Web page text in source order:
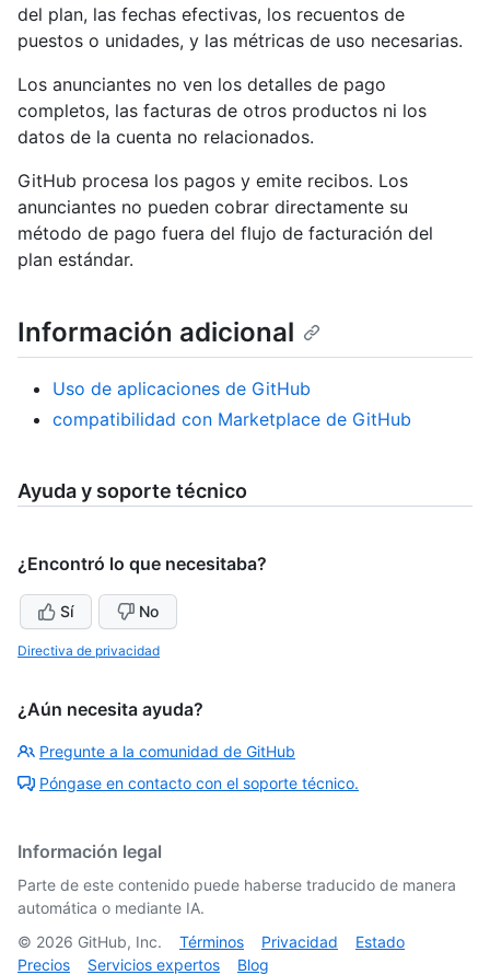
del plan, las fechas efectivas, los recuentos de
puestos o unidades, y las métricas de uso necesarias.
Los anunciantes no ven los detalles de pago
completos, las facturas de otros productos ni los
datos de la cuenta no relacionados.
GitHub procesa los pagos y emite recibos. Los
anunciantes no pueden cobrar directamente su
método de pago fuera del flujo de facturación del
plan estándar.
Información adicional
Uso de aplicaciones de GitHub
compatibilidad con Marketplace de GitHub
Ayuda y soporte técnico
¿Encontró lo que necesitaba?
Sí No
Directiva de privacidad
¿Aún necesita ayuda?
Pregunte a la comunidad de GitHub
Póngase en contacto con el soporte técnico.
Información legal
Parte de este contenido puede haberse traducido de manera
automática o mediante IA.
© 2026 GitHub, Inc. Términos Privacidad
Estado
Precios
Servicios expertos Blog